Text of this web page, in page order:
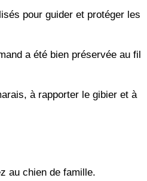
pour guider et protéger les
a été bien préservée au fil
à rapporter le gibier et à
au chien de famille.